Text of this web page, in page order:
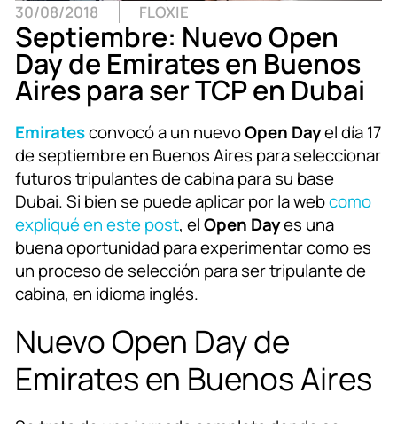
30/08/2018 FLOXIE
Septiembre: Nuevo Open
Day de Emirates en Buenos
Aires para ser TCP en Dubai
Emiratesconvocó a un nuevoOpen Dayel día 17
de septiembre en Buenos Aires para seleccionar
futuros tripulantes de cabina para su base
Dubai. Si bien se puede aplicar por la webcomo
expliqué en este post, elOpen Dayes una
buena oportunidad para experimentar como es
un proceso de selección para ser tripulante de
cabina, en idioma inglés.
Nuevo Open Day de
Emirates en Buenos Aires